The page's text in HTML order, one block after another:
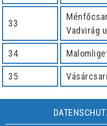
33
Vadvirág
34
35